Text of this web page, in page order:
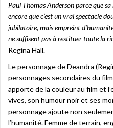
Paul Thomas Anderson parce que
encore que c’est un vrai spectacle
jubilatoire, mais empreint
ne suffisent pas à restituer toute la
Regina Hall.
Le personnage de Deandra
personnages secondaires du
apporte de la couleur au film et
vives, son humour noir et ses
personnage ajoute non
l’humanité. Femme de terrain,